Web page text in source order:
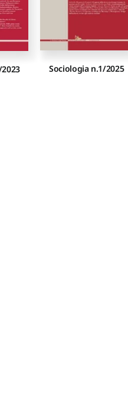
Sociologia n.1/2025